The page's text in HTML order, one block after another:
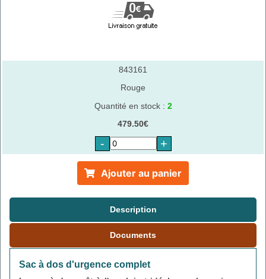
843161
Rouge
Quantité en stock : 2
479.50€
- +
Ajouter au panier
Description
Documents
Sac à dos d'urgence complet